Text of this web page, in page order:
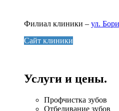
Филиал клиники – ул.
Сайт клиники
Услуги и цены.
Профчистка зубов
Отбеливание зубов